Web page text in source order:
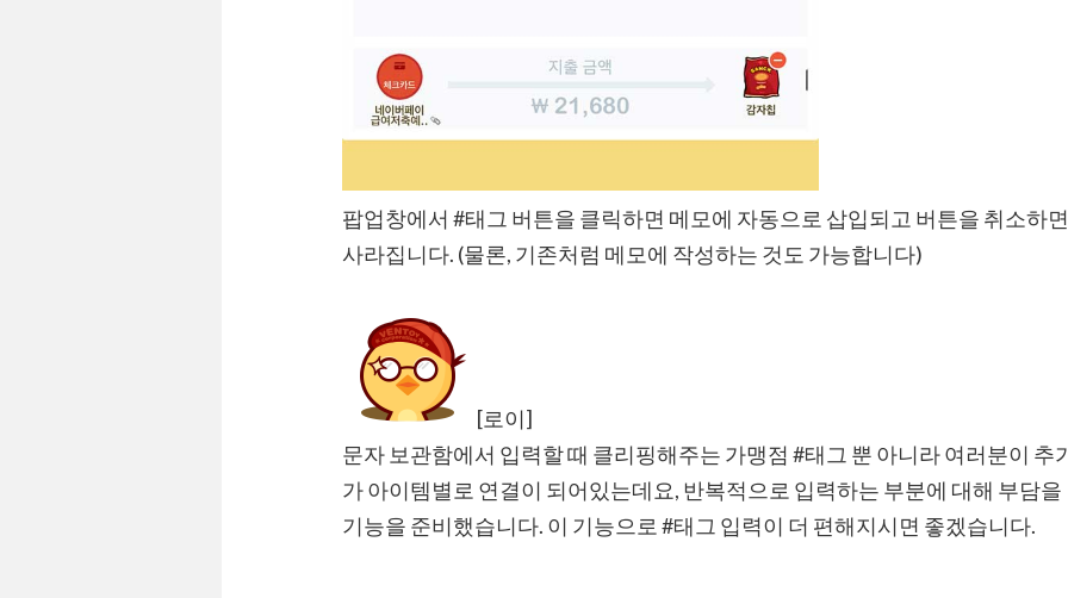
팝업창에서 #태그 버튼을 클릭하면 메모에 자동으로 삽입되고 버튼을 취소하
사라집니다. (물론, 기존처럼 메모에 작성하는 것도 가능합니다)
[로이]
문자 보관함에서 입력할 때 클리핑해주는 가맹점 #태그 뿐 아니라 여러분이 추
가 아이템별로 연결이 되어있는데요, 반복적으로 입력하는 부분에 대해 부담
기능을 준비했습니다. 이 기능으로 #태그 입력이 더 편해지시면 좋겠습니다.